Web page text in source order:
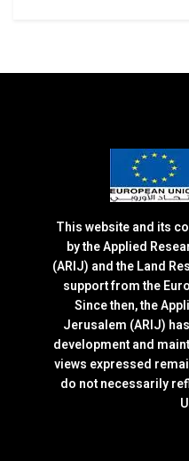
This website and its
by the Applied
(ARIJ) and the Land
support from the
Since then, the
Jerusalem (ARIJ)
development and
views expressed
do not necessarily